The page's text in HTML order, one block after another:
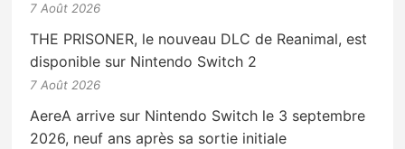
7 Août 2026
THE PRISONER, le nouveau DLC de Reanimal, est
disponible sur Nintendo Switch 2
7 Août 2026
AereA arrive sur Nintendo Switch le 3 septembre
2026, neuf ans après sa sortie initiale